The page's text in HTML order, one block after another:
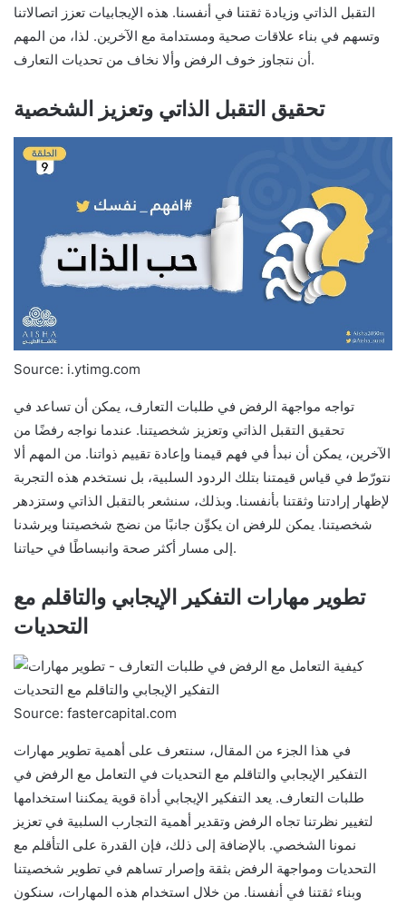
التقبل الذاتي وزيادة ثقتنا في أنفسنا. هذه الإيجابيات تعزز اتصالاتنا
وتسهم في بناء علاقات صحية ومستدامة مع الآخرين. لذا، من المهم
أن نتجاوز خوف الرفض وألا نخاف من تحديات التعارف.
تحقيق التقبل الذاتي وتعزيز الشخصية
Source: i.ytimg.com
تواجه مواجهة الرفض في طلبات التعارف، يمكن أن تساعد في
تحقيق التقبل الذاتي وتعزيز شخصيتنا. عندما نواجه رفضًا من
الآخرين، يمكن أن نبدأ في فهم قيمنا وإعادة تقييم ذواتنا. من المهم ألا
نتورّط في قياس قيمتنا بتلك الردود السلبية، بل نستخدم هذه التجربة
لإظهار إرادتنا وثقتنا بأنفسنا. وبذلك، سنشعر بالتقبل الذاتي وستزدهر
شخصيتنا. يمكن للرفض ان يكوِّن جانبًا من نضج شخصيتنا ويرشدنا
إلى مسار أكثر صحة وانبساطًا في حياتنا.
تطوير مهارات التفكير الإيجابي والتاقلم مع
التحديات
Source: fastercapital.com
في هذا الجزء من المقال، سنتعرف على أهمية تطوير مهارات
التفكير الإيجابي والتاقلم مع التحديات في التعامل مع الرفض في
طلبات التعارف. يعد التفكير الإيجابي أداة قوية يمكننا استخدامها
لتغيير نظرتنا تجاه الرفض وتقدير أهمية التجارب السلبية في تعزيز
نمونا الشخصي. بالإضافة إلى ذلك، فإن القدرة على التأقلم مع
التحديات ومواجهة الرفض بثقة وإصرار تساهم في تطوير شخصيتنا
وبناء ثقتنا في أنفسنا. من خلال استخدام هذه المهارات، سنكون